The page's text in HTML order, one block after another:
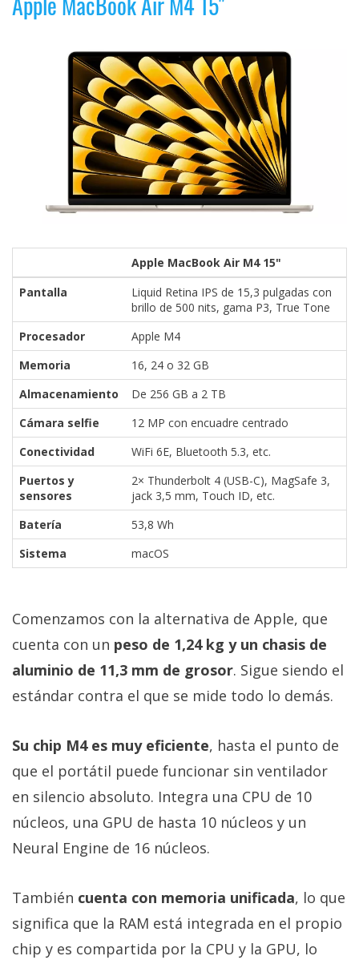
Apple MacBook Air M4 15"
Pantalla
Liquid Retina IPS de 15,3 pulgadas con
brillo de 500 nits, gama P3, True Tone
Procesador
Apple M4
Memoria
16, 24 o 32 GB
Almacenamiento
De 256 GB a 2 TB
Cámara selfie
12 MP con encuadre centrado
Conectividad
WiFi 6E, Bluetooth 5.3, etc.
Puertos y
sensores
2× Thunderbolt 4 (USB-C), MagSafe 3,
jack 3,5 mm, Touch ID, etc.
Batería
53,8 Wh
Sistema
macOS
Comenzamos con la alternativa de Apple, que
cuenta con un peso de 1,24 kg y un chasis de
aluminio de 11,3 mm de grosor. Sigue siendo el
estándar contra el que se mide todo lo demás.
Su chip M4 es muy eficiente, hasta el punto de
que el portátil puede funcionar sin ventilador
en silencio absoluto. Integra una CPU de 10
núcleos, una GPU de hasta 10 núcleos y un
Neural Engine de 16 núcleos.
También cuenta con memoria unificada, lo que
significa que la RAM está integrada en el propio
chip y es compartida por la CPU y la GPU, lo